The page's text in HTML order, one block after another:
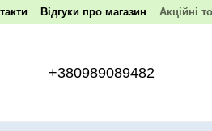
Відгуки про магазин
Акційні
+380989089482